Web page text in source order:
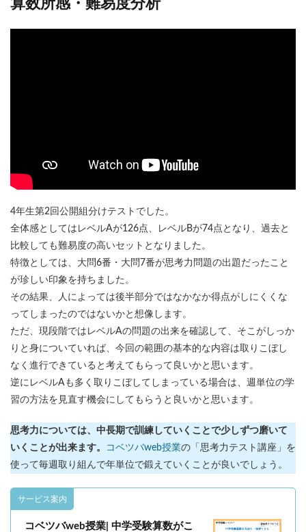
算数所感・難易度分析
4年生第2回公開組分けテストでした。
全体感としてはレベルAが126点、レベルBが74点となり、過去と
比較しても難易度の高いセットとなりました。
特徴としては、大問6番・大問7番が思考力問題の出題だったこと
が珍しい印象を持ちました。
その結果、人によっては後半部分ではなかなか得点がしにくくな
ってしまったのではないかと想像します。
ただ、現段階ではレベルAの問題の出来を確認して、そこがしっか
りと身についていれば、今回の範囲の基本的な内容は取りこぼし
なく進行できていると考えてもらって良いかと思います。
逆にレベルAも多く取りこぼしてしまっている場合は、週単位の学
習の方法を見直す機会にしてもらうと良いかと思います。
思考力については、中長期で訓練していくことで少しずつ磨いて
いくことが出来ます。
コベツバweb授業の「思考力テスト講座」を
使って毎週取り組んで年単位で鍛えていくことが良いでしょう。
サービス案内
コベツバweb授業| 中学受験算数がこ